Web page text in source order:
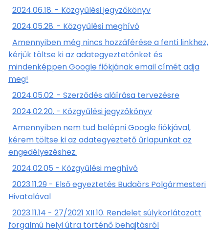
2024.06.18. - Közgyűlési jegyzőkönyv
2024.05.28. - Közgyűlési meghívó
Amennyiben még nincs hozzáférése a fenti linkhez,
kérjük töltse ki az adategyeztetőnket és
mindenképpen Google fiókjának email címét adja
meg!
2024.05.02. - Szerződés aláírása tervezésre
2024.02.20. - Közgyűlési jegyzőkönyv
Amennyiben nem tud belépni Google fiókjával,
kérem töltse ki az adategyeztető űrlapunkat az
engedélyezéshez.
2024.02.05 - Közgyűlési meghívó
2023.11.29 - Első egyeztetés Budaörs Polgármesteri
Hivatalával
2023.11.14 - 27/2021 XII.10. Rendelet súlykorlátozott
forgalmú helyi útra történő behajtásról